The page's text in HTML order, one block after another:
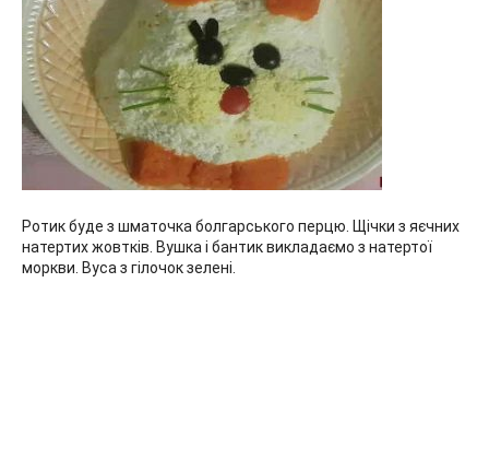
Ротик буде з шматочка болгарського перцю. Щічки з яєчних
натертих жовтків. Вушка і бантик викладаємо з натертої
моркви. Вуса з гілочок зелені.